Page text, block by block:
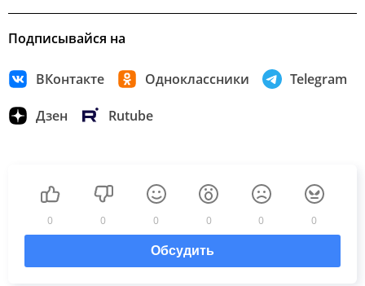
Подписывайся на
ВКонтакте Одноклассники Telegram
Дзен Rutube
0 0 0 0 0 0
Обсудить